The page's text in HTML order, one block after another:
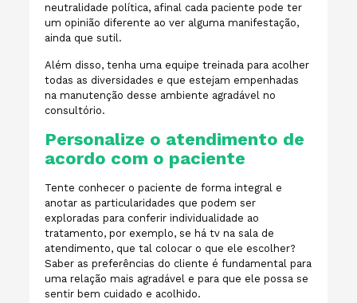
neutralidade política, afinal cada paciente pode ter
um opinião diferente ao ver alguma manifestação,
ainda que sutil.
Além disso, tenha uma equipe treinada para acolher
todas as diversidades e que estejam empenhadas
na manutenção desse ambiente agradável no
consultório.
Personalize o atendimento de
acordo com o paciente
Tente conhecer o paciente de forma integral e
anotar as particularidades que podem ser
exploradas para conferir individualidade ao
tratamento, por exemplo, se há tv na sala de
atendimento, que tal colocar o que ele escolher?
Saber as preferências do cliente é fundamental para
uma relação mais agradável e para que ele possa se
sentir bem cuidado e acolhido.